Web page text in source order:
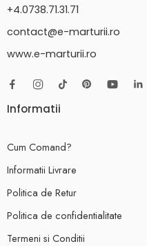
+4.0738.71.31.71
contact@e-marturii.ro
www.e-marturii.ro
Informatii
Cum Comand?
Informatii Livrare
Politica de Retur
Politica de confidentialitate
Termeni si Conditii